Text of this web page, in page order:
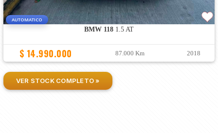
AUTOMATICO
BMW 1181.5 AT
$ 14.990.000 87.000 Km 2018
VER STOCK COMPLETO »